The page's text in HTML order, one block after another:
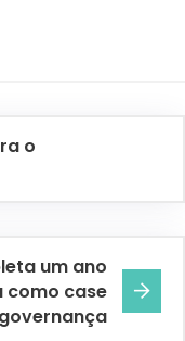
o
um ano
como case